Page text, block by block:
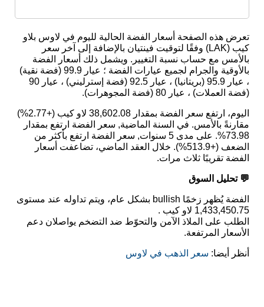
تعرض هذه الصفحة أسعار الفضة الحالية لليوم في لاوس بلاو
كيب (LAK) وفقًا لتوقيت فينتيان بالإضافة إلى آخر سعر
بالأمس مع حساب نسبة التغيير. ويشمل ذلك أسعار الفضة
بالأوقية والجرام لجميع عيارات الفضة ؛ عيار 99.9 (فضة نقية)
، عيار 95.9 (بريتانيا) ، عيار 92.5 (فضة إسترليني) ، عيار 90
(فضة العملات) ، عيار 80 (فضة المجوهرات).
اليوم، ارتفع سعر الفضة بمقدار 38,602.08 لاو كيب (+2.77%)
مقارنةً بالأمس. في السنة الماضية, سعر الفضة ارتفع بمقدار
73.98%. على مدى 5 سنوات, سعر الفضة ارتفع بأكثر من
الضعف (+513.9%). خلال العقد الماضي، تضاعفت أسعار
الفضة تقريبًا ثلاث مرات.
💬 تحليل السوق
الفضة يُظهر زخمًا bullish بشكل عام، ويتم تداوله عند مستوى
1,433,450.75 لاو كيب .
الطلب على الملاذ الآمن والتحوّط ضد التضخم يواصلان دعم
الأسعار المرتفعة.
أنظر أيضا: سعر الذهب في لاوس